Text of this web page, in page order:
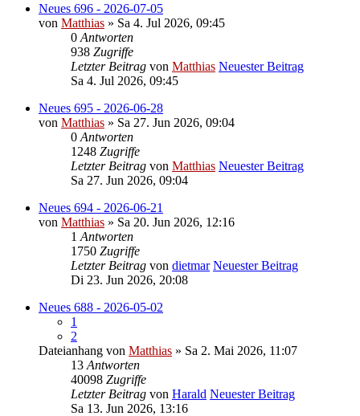
Neues 696 - 2026-07-05
von Matthias » Sa 4. Jul 2026, 09:45
0 Antworten
938 Zugriffe
Letzter Beitrag von Matthias Neuester Beitrag
Sa 4. Jul 2026, 09:45
Neues 695 - 2026-06-28
von Matthias » Sa 27. Jun 2026, 09:04
0 Antworten
1248 Zugriffe
Letzter Beitrag von Matthias Neuester Beitrag
Sa 27. Jun 2026, 09:04
Neues 694 - 2026-06-21
von Matthias » Sa 20. Jun 2026, 12:16
1 Antworten
1750 Zugriffe
Letzter Beitrag von dietmar Neuester Beitrag
Di 23. Jun 2026, 20:08
Neues 688 - 2026-05-02
1
2
Dateianhang von Matthias » Sa 2. Mai 2026, 11:07
13 Antworten
40098 Zugriffe
Letzter Beitrag von Harald Neuester Beitrag
Sa 13. Jun 2026, 13:16